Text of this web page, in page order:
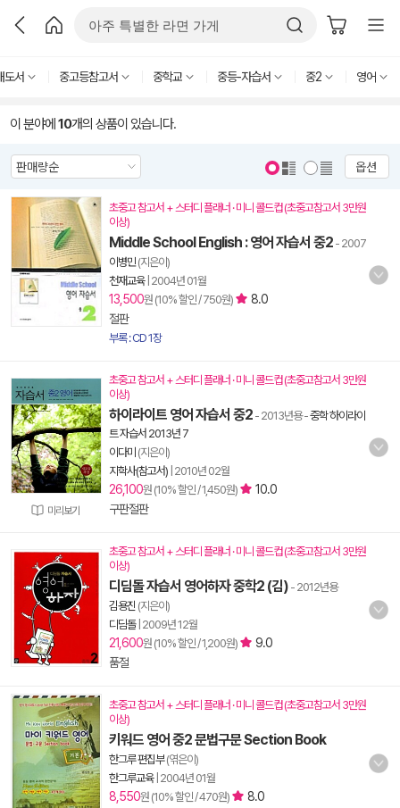
도서 중고등참고서 중학교 중등-자습서 중2 영어
이 분야에 10개의 상품이 있습니다.
옵션
초중고 참고서 + 스터디 플래너 · 미니 콜드컵 (초중고참고서 3만원
이상)
Middle School English : 영어 자습서 중2 - 2007
이병민(지은이)
천재교육| 2004년 01월
13,500원 (10% 할인 / 750원)
8.0
절판
부록 : CD 1장
미리보기
초중고 참고서 + 스터디 플래너 · 미니 콜드컵 (초중고참고서 3만원
이상)
하이라이트 영어 자습서 중2 - 2013년용-중학 하이라이
트 자습서 2013년 7
이다미 (지은이)
지학사(참고서) 2010년 02월
26,100원 (10% 할인 / 1,450원)
10.0
구판절판
초중고 참고서 + 스터디 플래너 · 미니 콜드컵 (초중고참고서 3만원
이상)
디딤돌 자습서 영어하자 중학2 (김) - 2012년용
김용진 (지은이)
디딤돌| 2009년 12월
21,600원 (10% 할인 / 1,200원)
9.0
품절
초중고 참고서 + 스터디 플래너 · 미니 콜드컵 (초중고참고서 3만원
이상)
키워드 영어 중2 문법구문 Section Book
한그루 편집부(엮은이)
한그루교육| 2004년 01월
8,550원 (10% 할인 / 470원)
8.0